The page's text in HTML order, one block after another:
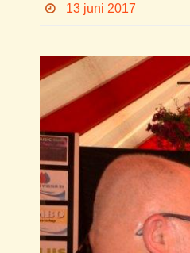
13 juni 2017